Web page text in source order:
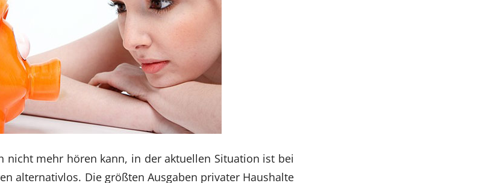
nicht mehr hören kann, in der aktuellen Situation ist bei
alternativlos. Die größten Ausgaben privater Haushalte